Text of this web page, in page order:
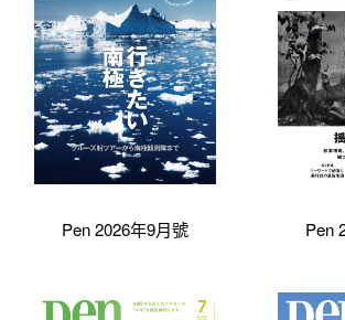
Pen 2026年9月號 Pen